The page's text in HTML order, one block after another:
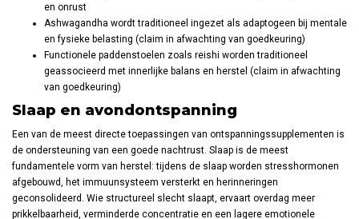
en onrust
Ashwagandha wordt traditioneel ingezet als adaptogeen bij mentale
en fysieke belasting (claim in afwachting van goedkeuring)
Functionele paddenstoelen zoals reishi worden traditioneel
geassocieerd met innerlijke balans en herstel (claim in afwachting
van goedkeuring)
Slaap en avondontspanning
Een van de meest directe toepassingen van ontspanningssupplementen is
de ondersteuning van een goede nachtrust. Slaap is de meest
fundamentele vorm van herstel: tijdens de slaap worden stresshormonen
afgebouwd, het immuunsysteem versterkt en herinneringen
geconsolideerd. Wie structureel slecht slaapt, ervaart overdag meer
prikkelbaarheid, verminderde concentratie en een lagere emotionele